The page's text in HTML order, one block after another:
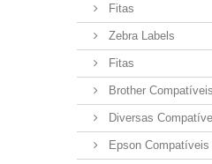
Fitas
Zebra Labels
Fitas
Brother Compatíveis
Diversas
Epson Compatíveis